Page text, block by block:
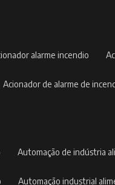
alarme incendio
acionador de alarme de
automação de indústria
automação industrial